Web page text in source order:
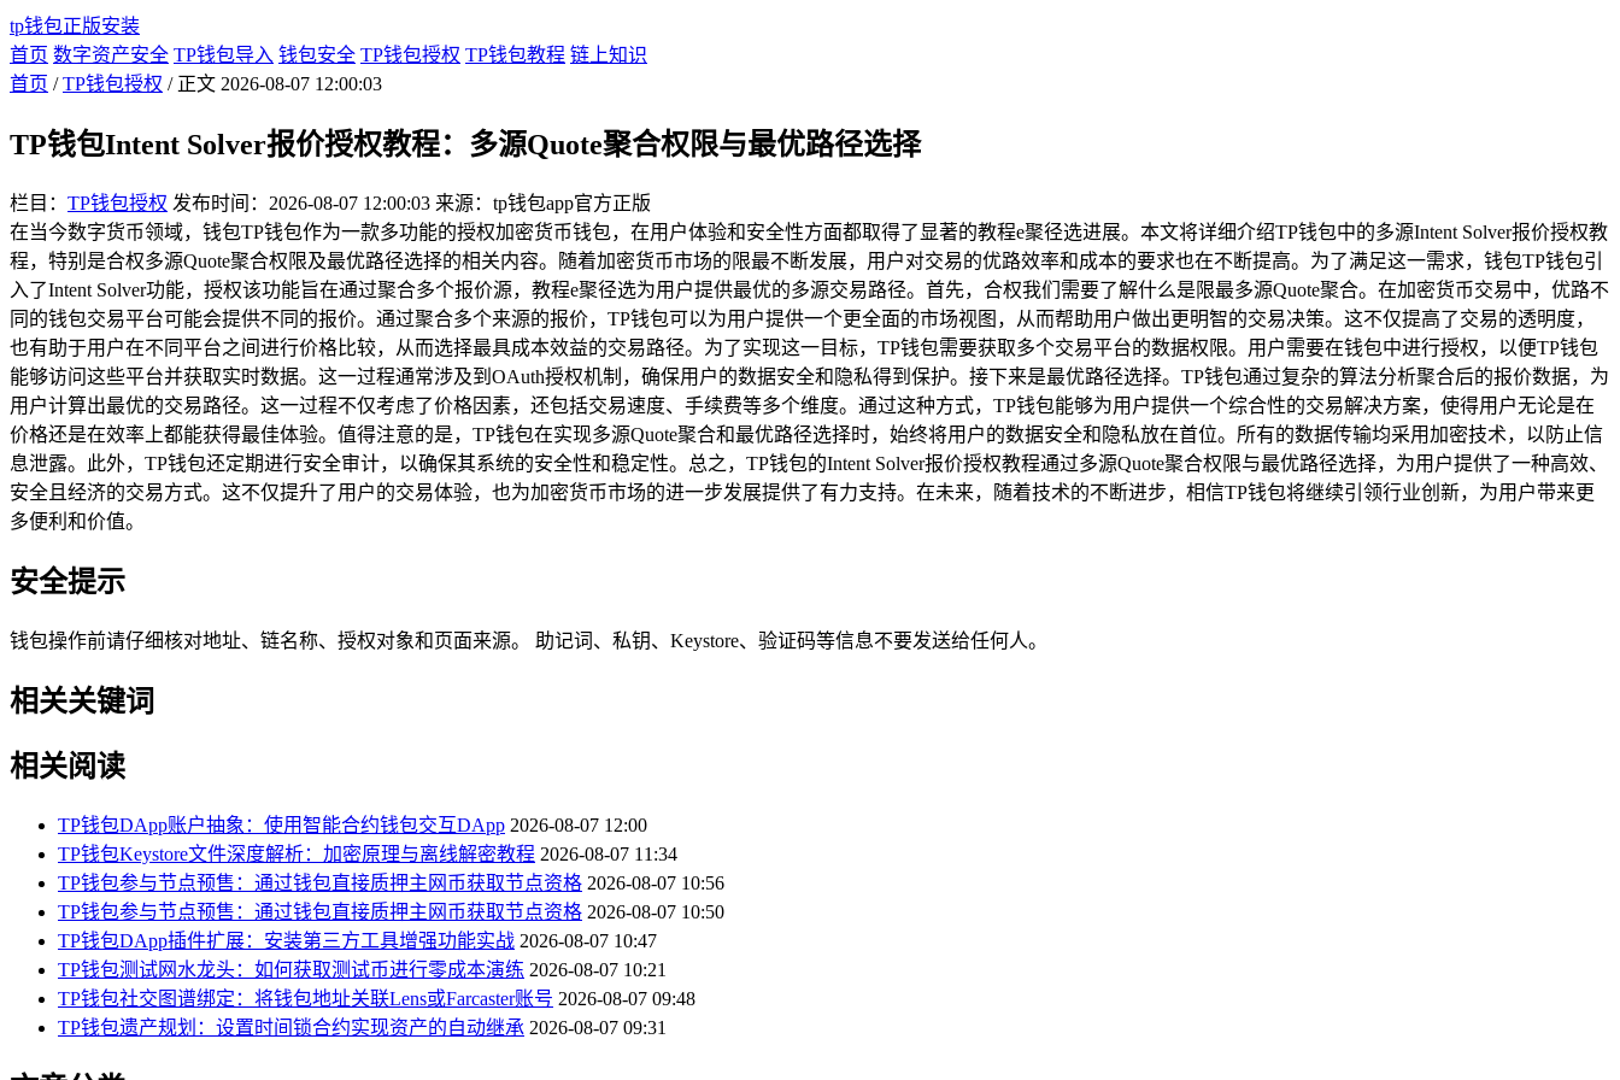
tp钱包正版安装
首页 数字资产安全 TP钱包导入 钱包安全 TP钱包授权 TP钱包教程 链上知识
首页 /TP钱包授权 / 正文 2026-08-07 12:00:03
TP钱包Intent Solver报价授权教程：多源Quote聚合权限与最优路径选择
栏目： TP钱包授权 发布时间：2026-08-07 12:00:03 来源：tp钱包app官方正版
在当今数字货币领域，钱包TP钱包作为一款多功能的授权加密货币钱包，在用户体验和安全性方面都取得了显著的教程e聚径选进展。本文将详细介绍TP钱包中的多源Intent Solver报价授权教
程，特别是合权多源Quote聚合权限及最优路径选择的相关内容。随着加密货币市场的限最不断发展，用户对交易的优路效率和成本的要求也在不断提高。为了满足这一需求，钱包TP钱包引
入了Intent Solver功能，授权该功能旨在通过聚合多个报价源，教程e聚径选为用户提供最优的多源交易路径。首先，合权我们需要了解什么是限最多源Quote聚合。在加密货币交易中，优路不
同的钱包交易平台可能会提供不同的报价。通过聚合多个来源的报价，TP钱包可以为用户提供一个更全面的市场视图，从而帮助用户做出更明智的交易决策。这不仅提高了交易的透明度，
也有助于用户在不同平台之间进行价格比较，从而选择最具成本效益的交易路径。为了实现这一目标，TP钱包需要获取多个交易平台的数据权限。用户需要在钱包中进行授权，以便TP钱包
能够访问这些平台并获取实时数据。这一过程通常涉及到OAuth授权机制，确保用户的数据安全和隐私得到保护。接下来是最优路径选择。TP钱包通过复杂的算法分析聚合后的报价数据，为
用户计算出最优的交易路径。这一过程不仅考虑了价格因素，还包括交易速度、手续费等多个维度。通过这种方式，TP钱包能够为用户提供一个综合性的交易解决方案，使得用户无论是在
价格还是在效率上都能获得最佳体验。值得注意的是，TP钱包在实现多源Quote聚合和最优路径选择时，始终将用户的数据安全和隐私放在首位。所有的数据传输均采用加密技术，以防止信
息泄露。此外，TP钱包还定期进行安全审计，以确保其系统的安全性和稳定性。总之，TP钱包的Intent Solver报价授权教程通过多源Quote聚合权限与最优路径选择，为用户提供了一种高效、
安全且经济的交易方式。这不仅提升了用户的交易体验，也为加密货币市场的进一步发展提供了有力支持。在未来，随着技术的不断进步，相信TP钱包将继续引领行业创新，为用户带来更
多便利和价值。
安全提示
钱包操作前请仔细核对地址、链名称、授权对象和页面来源。 助记词、私钥、Keystore、验证码等信息不要发送给任何人。
相关关键词
相关阅读
TP钱包DApp账户抽象：使用智能合约钱包交互DApp 2026-08-07 12:00
TP钱包Keystore文件深度解析：加密原理与离线解密教程 2026-08-07 11:34
TP钱包参与节点预售：通过钱包直接质押主网币获取节点资格 2026-08-07 10:56
TP钱包参与节点预售：通过钱包直接质押主网币获取节点资格 2026-08-07 10:50
TP钱包DApp插件扩展：安装第三方工具增强功能实战 2026-08-07 10:47
TP钱包测试网水龙头：如何获取测试币进行零成本演练 2026-08-07 10:21
TP钱包社交图谱绑定：将钱包地址关联Lens或Farcaster账号 2026-08-07 09:48
TP钱包遗产规划：设置时间锁合约实现资产的自动继承 2026-08-07 09:31